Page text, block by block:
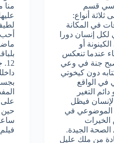
قسم
أنواع:
في المكانة
لكل إنسان دورا
أو
عندما تنعكس
جنة في وعي
دون كيخوتي
الواقع
التغير
فيظل
الموضوعي في
الصحة الجيدة.
من ملك عليل
منا
فيلم جيد 25.